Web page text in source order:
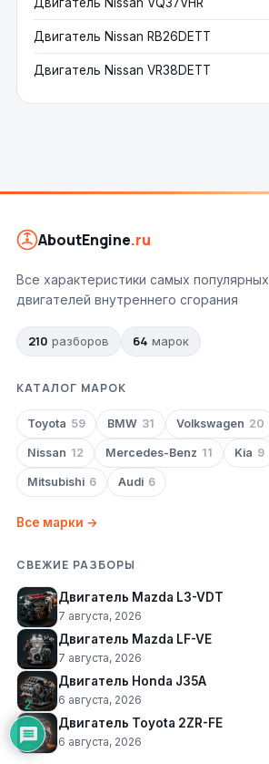
Двигатель Nissan RB26DETT
Двигатель Nissan VR38DETT
AboutEngine.ru
Все характеристики самых популярных
двигателей внутреннего сгорания
210 разборов 64 марок
КАТАЛОГ МАРОК
Toyota 59 BMW 31 Volkswagen 20
Nissan 12 Mercedes-Benz 11 Kia 9
Mitsubishi 6 Audi 6
Все марки →
СВЕЖИЕ РАЗБОРЫ
Двигатель Mazda L3-VDT
7 августа, 2026
Двигатель Mazda LF-VE
7 августа, 2026
Двигатель Honda J35A
6 августа, 2026
Двигатель Toyota 2ZR-FE
6 августа, 2026
2